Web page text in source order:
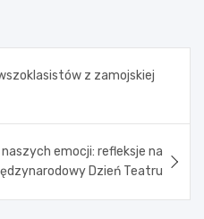
z zamojskiej
emocji: refleksje na
Dzień Teatru